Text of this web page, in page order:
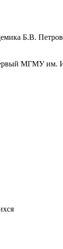
Б.В.
МГМУ им.